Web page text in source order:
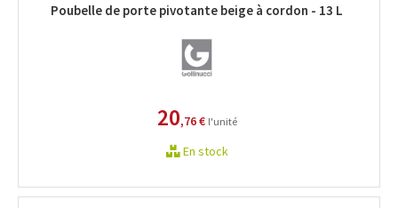
Poubelle de porte pivotante beige à cordon - 13 L
20,76 € l'unité
En stock